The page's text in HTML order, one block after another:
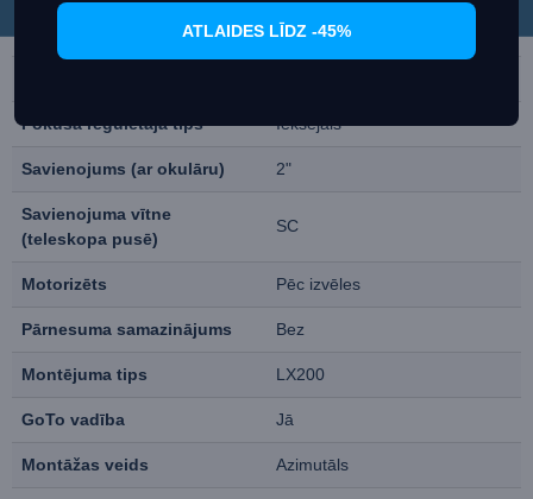
Centrālā spoguļa ventilācija Nē
Fokusa regulētāja tips Iekšējais
Savienojums (ar okulāru) 2"
Savienojuma vītne
(teleskopa pusē)
SC
Motorizēts Pēc izvēles
Pārnesuma samazinājums Bez
Montējuma tips LX200
GoTo vadība Jā
Montāžas veids Azimutāls
ATLAIDES LĪDZ -45%